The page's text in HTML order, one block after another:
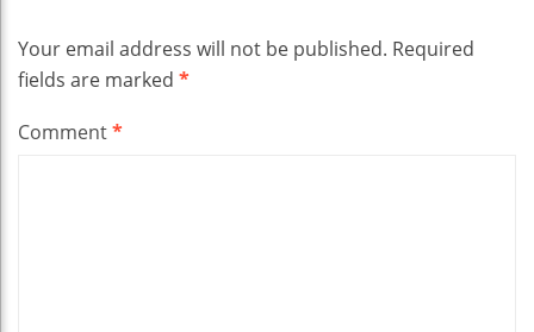
Your email address will not be published. Required
fields are marked *
Comment*